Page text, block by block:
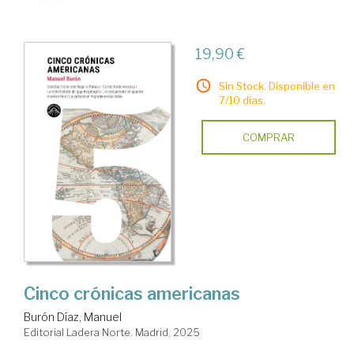
19,90 €
Sin Stock. Disponible en
7/10 días.
COMPRAR
Cinco crónicas americanas
Burón Díaz, Manuel
Editorial Ladera Norte. Madrid, 2025